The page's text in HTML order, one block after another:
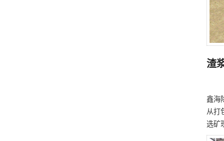
渣
鑫海
从打
选矿